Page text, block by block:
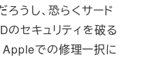
うし、恐らくサード
セキュリティを破る
Appleでの修理一択に